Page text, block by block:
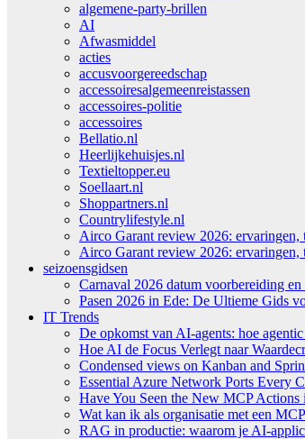
algemene-party-brillen
AI
Afwasmiddel
acties
accusvoorgereedschap
accessoiresalgemeenreistassen
accessoires-politie
accessoires
Bellatio.nl
Heerlijkehuisjes.nl
Textieltopper.eu
Soellaart.nl
Shoppartners.nl
Countrylifestyle.nl
Airco Garant review 2026: ervaringen,
Airco Garant review 2026: ervaringen,
seizoensgidsen
Carnaval 2026 datum voorbereiding
Pasen 2026 in Ede: De Ultieme Gids
IT Trends
De opkomst van AI-agents: hoe
Hoe AI de Focus Verlegt naar
Condensed views on Kanban and
Essential Azure Network Ports Every
Have You Seen the New MCP
Wat kan ik als organisatie met een
RAG in productie: waarom je AI-